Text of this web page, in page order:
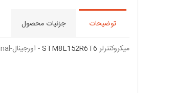
توضیحات جزئیات محصول
میکروکنترلرSTM8L152R6T6- اورجینال-New and original+گارانتی